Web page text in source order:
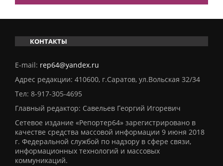
КОНТАКТЫ
E-mail: rep64@yandex.ru
Адрес редакции: 410600, г.Саратов, ул.Вольская 32/34
Тел: 8-917-305-4695
Главный редактор: Савельев Георгий Игоревич
Сетевое издание «Репортер64» зарегистрировано в
качестве средства массовой информации 9 июня 2018
г. Федеральной службой по надзору в сфере связи,
информационных технологий и массовых
коммуникаций.